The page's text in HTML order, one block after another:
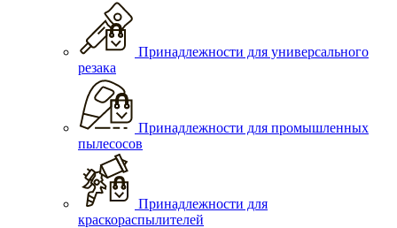
Принадлежности для универсального
резака
Принадлежности для промышленных
пылесосов
Принадлежности для
краскораспылителей